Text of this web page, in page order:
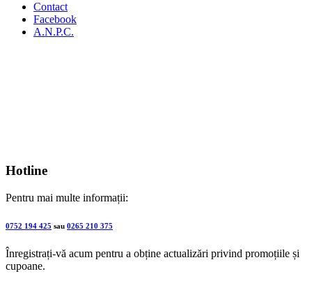
Contact
Facebook
A.N.P.C.
Hotline
Pentru mai multe informații:
0752 194 425 sau 0265 210 375
Înregistrați-vă acum pentru a obține actualizări privind promoțiile și
cupoane.